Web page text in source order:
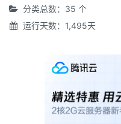
分类总数：35 个
运行天数：1,495天